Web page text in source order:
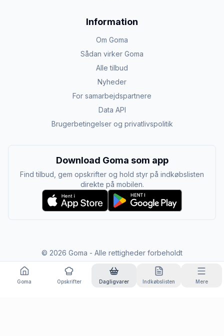
Information
Om Goma
Sådan virker Goma
Alle tilbud
Nyheder
For samarbejdspartnere
Data API
Brugerbetingelser og privatlivspolitik
Download Goma som app
Find tilbud, gem opskrifter og hold styr på indkøbslisten
direkte på mobilen.
© 2026 Goma - Alle rettigheder forbeholdt
Goma Opskrifter Dagligvarer Indkøbslisten Mere